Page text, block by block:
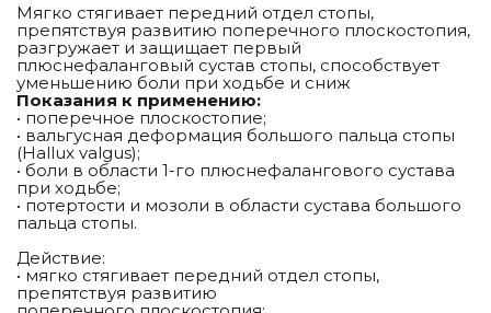
Мягко стягивает передний отдел стопы,
препятствуя развитию поперечного плоскостопия,
разгружает и защищает первый
плюснефаланговый сустав стопы, способствует
уменьшению боли при ходьбе и сниж
Показания к применению:
• поперечное плоскостопие;
• вальгусная деформация большого пальца стопы
(Hallux valgus);
• боли в области 1-го плюснефалангового сустава
при ходьбе;
• потертости и мозоли в области сустава большого
пальца стопы.
Действие:
• мягко стягивает передний отдел стопы,
препятствуя развитию